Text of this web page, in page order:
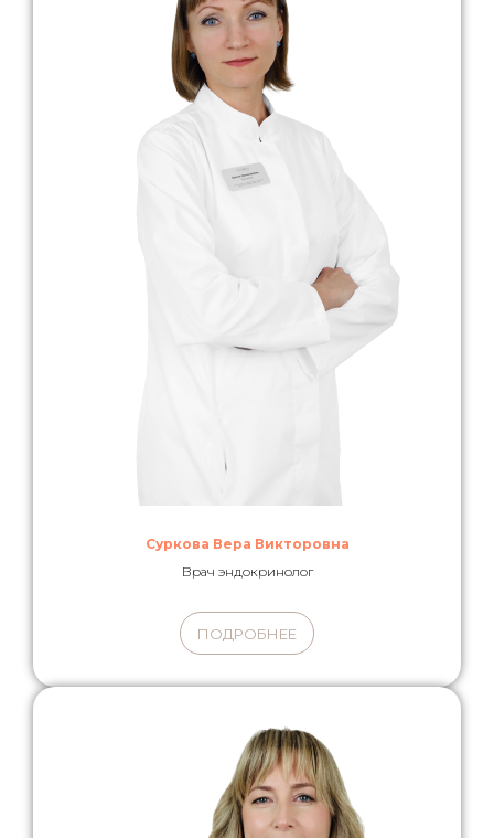
Суркова Вера Викторовна
Врач эндокринолог
ПОДРОБНЕЕ